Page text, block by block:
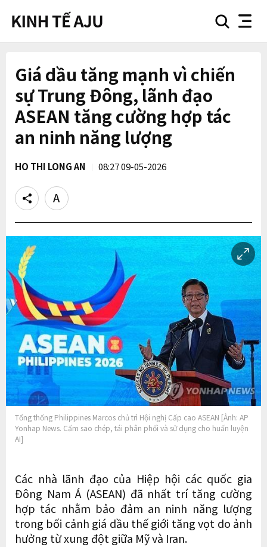
searchnav
Giá dầu tăng mạnh vì chiến
sự Trung Đông, lãnh đạo
ASEAN tăng cường hợp tác
an ninh năng lượng
HO THI LONG AN 08:27 09-05-2026
Share
Text
size
Tổng thống Philippines Marcos chủ trì Hội nghị Cấp cao ASEAN [Ảnh: AP
Yonhap News. Cấm sao chép, tái phân phối và sử dụng cho huấn luyện
AI]
Các nhà lãnh đạo của Hiệp hội các quốc gia
Đông Nam Á (ASEAN) đã nhất trí tăng cường
hợp tác nhằm bảo đảm an ninh năng lượng
trong bối cảnh giá dầu thế giới tăng vọt do ảnh
hưởng từ xung đột giữa Mỹ và Iran.